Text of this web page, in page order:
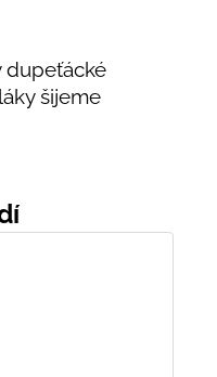
dupeťácké
šijeme